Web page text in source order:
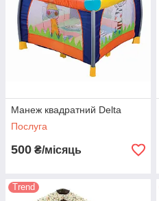
Манеж квадратний Delta
Послуга
500 ₴/місяць
Trend